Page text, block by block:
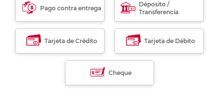
Pago contra entrega
Déposito /
Transferencia
Tarjeta de Crédito Tarjeta de Débito
Cheque